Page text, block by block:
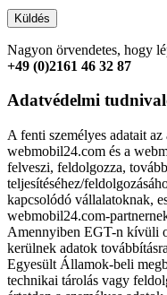
Küldés
Nagyon örvendetes, hogy
+49 (0)2161 46 32 87
Adatvédelmi
A fenti személyes adatait
webmobil24.com és a
felveszi, feldolgozza,
teljesítéséhez/
kapcsolódó vállalatoknak,
webmobil24.com-
Amennyiben EGT-n kívüli
kerülnek adatok
Egyesült Államok-beli
technikai tárolás vagy